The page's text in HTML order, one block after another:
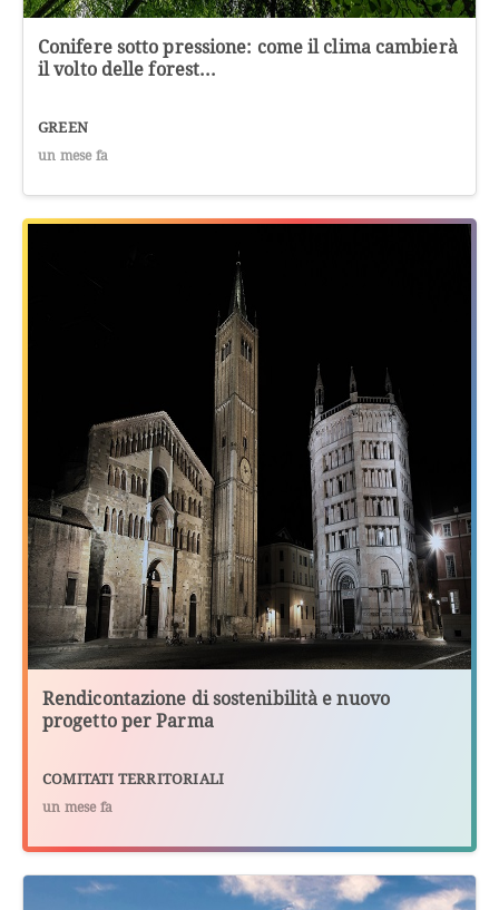
Conifere sotto pressione: come il clima cambierà
il volto delle forest...
GREEN
un mese fa
Rendicontazione di sostenibilità e nuovo
progetto per Parma
COMITATI TERRITORIALI
un mese fa